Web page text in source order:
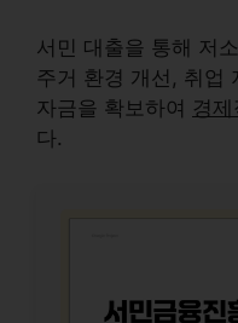
서민 대출을 통해 저
주거 환경 개선, 취업
자금을 확보하여 경
다.